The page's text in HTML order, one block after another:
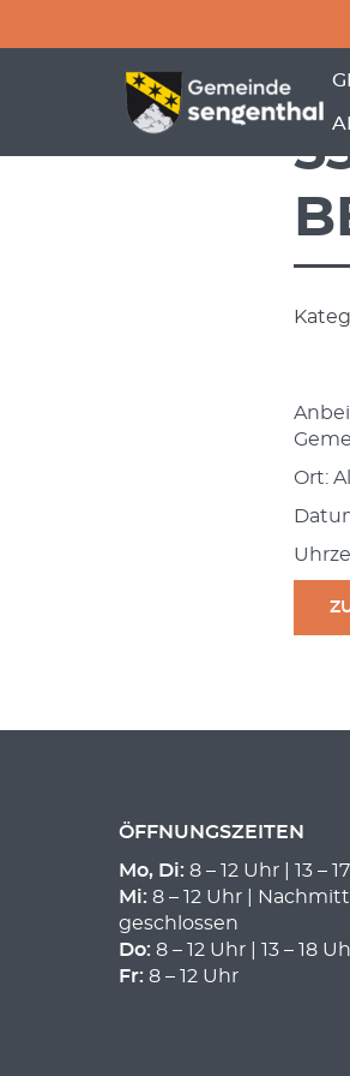
Ort:
ÖFFNUNGSZEITEN
Mo, Di: 8 – 12 Uhr | 13 –
Mi: 8 – 12 Uhr |
geschlossen
Do: 8 – 12 Uhr | 13 – 18
Fr: 8 – 12 Uhr